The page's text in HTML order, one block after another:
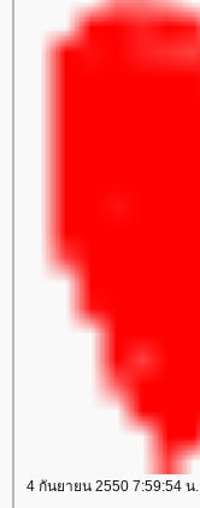
4 กันยายน 2550 7:59:54 น.